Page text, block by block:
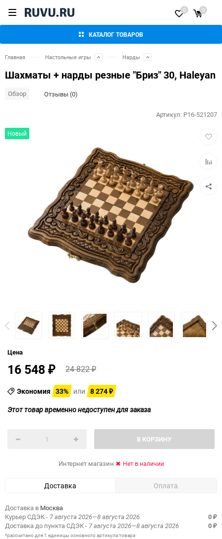
КАТАЛОГ ТОВАРОВ
0 0
Главная Настольные игры Нарды
Шахматы + нарды резные "Бриз" 30, Haleyan
Обзор Отзывы (0)
Новый
Артикул: P16-521207
Цена
16 548 ₽ 24 822₽
Экономия 33% или 8 274 ₽
Этот товар временно недоступен для заказа
В КОРЗИНУ
Интернет магазин Нет в наличии
Доставка Оплата
Доставка в Москва
Курьер СДЭК- 7 августа 2026—8 августа 2026 0 ₽
Доставка до пункта СДЭК- 7 августа 2026—8 августа 2026 0 ₽
*рассчитано для 1 единицы основного артикула товара